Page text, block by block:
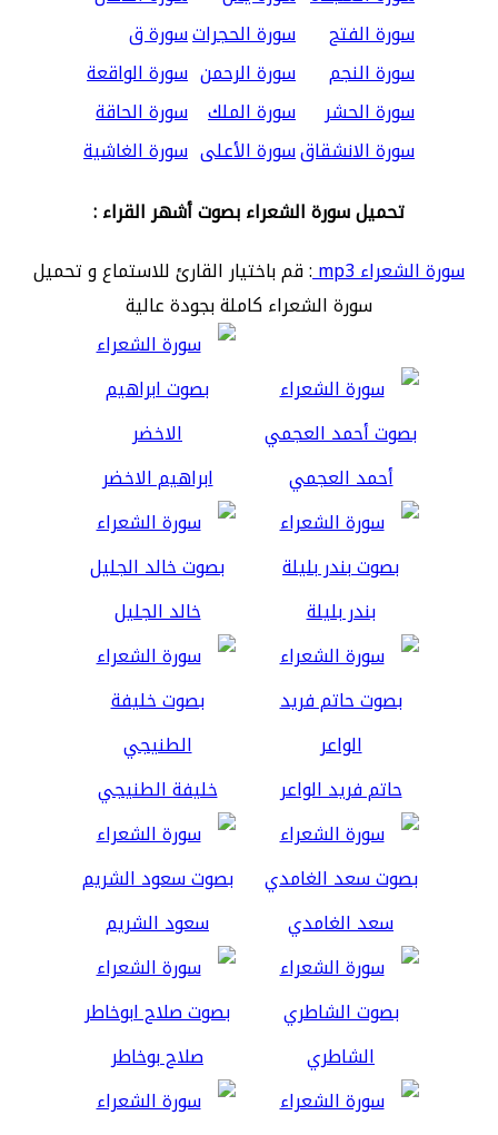
سورة الفتح
سورة الحجراتسورة ق
سورة النجم
سورة الرحمن سورة الواقعة
سورة الحشر
سورة الملك سورة الحاقة
سورة الانشقاقسورة الأعلى سورة الغاشية
تحميل سورة الشعراء بصوت أشهر القراء :
سورة الشعراء mp3
: قم باختيار القارئ للاستماع و تحميل
سورة الشعراء كاملة بجودة عالية
أحمد العجمي ابراهيم الاخضر
بندر بليلة خالد الجليل
حاتم فريد الواعر خليفة الطنيجي
سعد الغامدي سعود الشريم
الشاطري صلاح بوخاطر